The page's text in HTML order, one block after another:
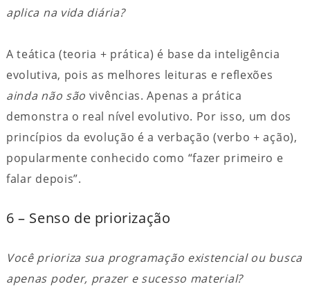
aplica na vida diária?
A teática (teoria + prática) é base da inteligência
evolutiva, pois as melhores leituras e reflexões
ainda não são vivências. Apenas a prática
demonstra o real nível evolutivo. Por isso, um dos
princípios da evolução é a verbação (verbo + ação),
popularmente conhecido como “fazer primeiro e
falar depois”.
6 – Senso de priorização
Você prioriza sua programação existencial ou busca
apenas poder, prazer e sucesso material?